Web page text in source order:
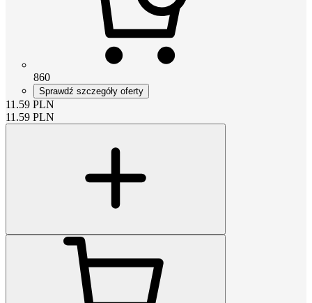
860
Sprawdź szczegóły oferty
11.59 PLN
11.59 PLN